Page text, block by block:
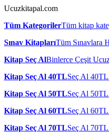
Ucuzkitapal.com
Tüm KategorilerTüm kitap
Sınav KitaplarıTüm Sınavlara
Kitap Seç AlBinlerce Çeşit
Kitap Seç Al 40TLSeç Al
Kitap Seç Al 50TLSeç Al
Kitap Seç Al 60TLSeç Al
Kitap Seç Al 70TLSeç Al